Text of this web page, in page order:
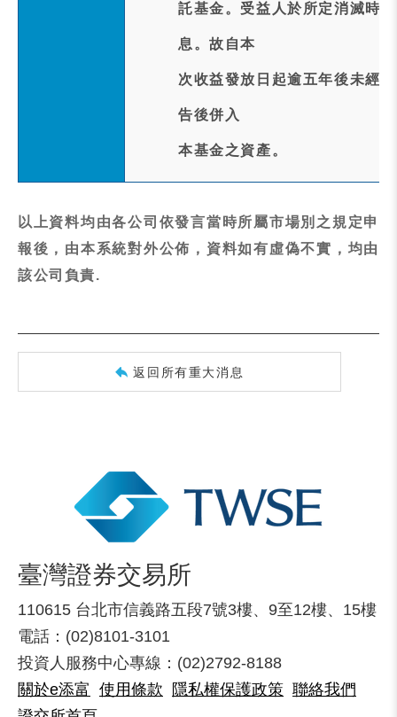
託基金。受益人於所定消滅時
息。故自本
次收益發放日起逾五年後未經
告後併入
本基金之資產。
以上資料均由各公司依發言當時所屬市場別之規定申
報後，由本系統對外公佈，資料如有虛偽不實，均由
該公司負責.
返回所有重大消息
臺灣證券交易所
110615 台北市信義路五段7號3樓、9至12樓、15樓
電話：(02)8101-3101
投資人服務中心專線：(02)2792-8188
關於e添富 使用條款 隱私權保護政策 聯絡我們